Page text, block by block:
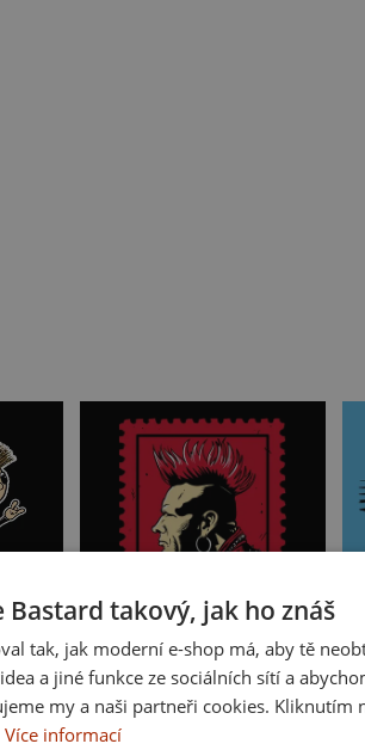
Známka punku
Bastard takový, jak ho znáš
tak, jak moderní e-shop má, aby tě
a jiné funkce ze sociálních sítí a
my a naši partneři cookies. Kliknutím
Více informací